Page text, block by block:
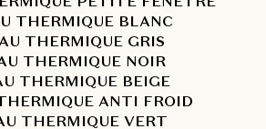
THERMIQUE BLANC
THERMIQUE GRIS
THERMIQUE NOIR
THERMIQUE BEIGE
ANTI FROID
THERMIQUE VERT